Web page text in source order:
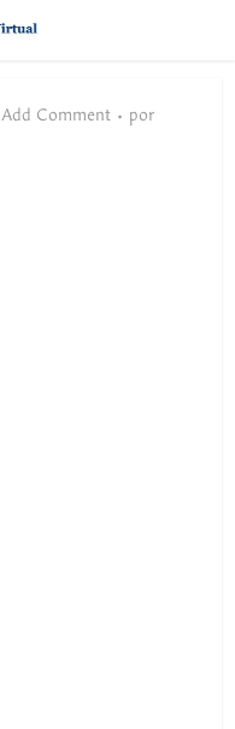
Add Comment por